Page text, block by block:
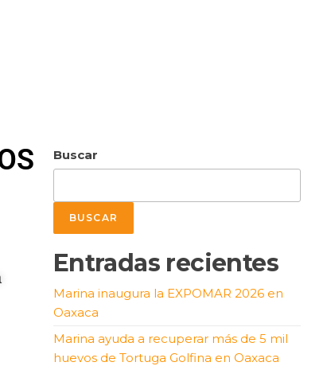
Buscar
BUSCAR
Entradas recientes
Marina inaugura la EXPOMAR 2026 en
Oaxaca
Marina ayuda a recuperar más de 5 mil
huevos de Tortuga Golfina en Oaxaca